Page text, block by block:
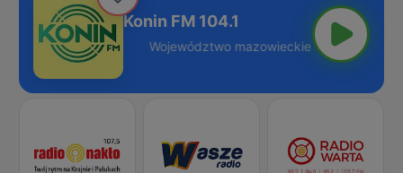
Konin FM 104.1
- 104.1 FM